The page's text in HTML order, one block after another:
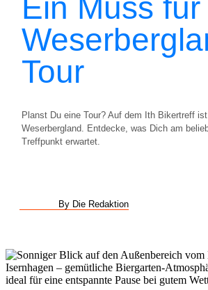
Ein Muss
Tour
Planst Du eine Tour? Auf dem Ith Bikertreff
Weserbergland. Entdecke, was Dich am
Treffpunkt erwartet.
By Die Redaktion